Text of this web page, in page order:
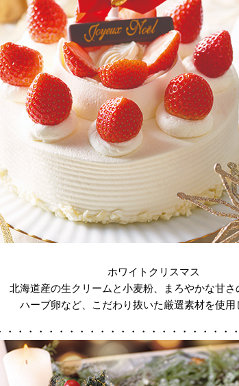
ホワイトクリスマス
北海道産の生クリームと小麦粉、まろやかな甘さ
ハーブ卵など、こだわり抜いた厳選素材を使用
・・・・・・・・・・・・・・・・・・・・・・